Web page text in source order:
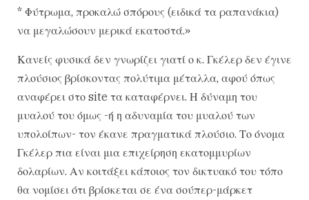
* Φύτρωμα, προκαλώ σπόρους (ειδικά τα ραπανάκια)
να μεγαλώσουν μερικά εκατοστά.»
Κανείς φυσικά δεν γνωρίζει γιατί ο κ. Γκέλερ δεν έγινε
πλούσιος βρίσκοντας πολύτιμα μέταλλα, αφού όπως
αναφέρει στο site τα καταφέρνει. Η δύναμη του
μυαλού του όμως -ή η αδυναμία του μυαλού των
υπολοίπων- τον έκανε πραγματικά πλούσιο. Το όνομα
Γκέλερ πια είναι μια επιχείρηση εκατομμυρίων
δολαρίων. Αν κοιτάξει κάποιος τον δικτυακό του τόπο
θα νομίσει ότι βρίσκεται σε ένα σούπερ-μάρκετ